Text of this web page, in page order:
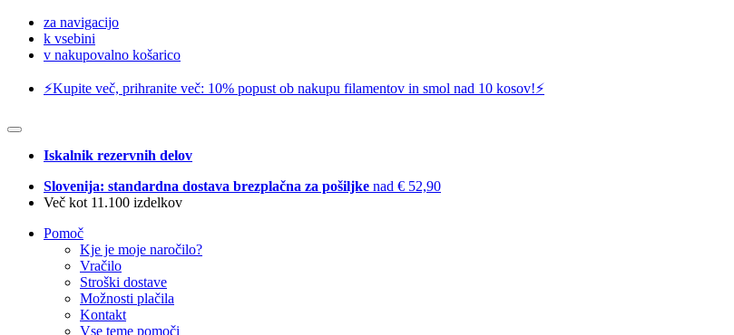
za navigacijo
k vsebini
v nakupovalno košarico
⚡️Kupite več, prihranite več: 10% popust ob nakupu filamentov in smol nad 10 kosov!⚡️
Iskalnik rezervnih delov
Slovenija: standardna dostava brezplačna za pošiljke nad € 52,90
Več kot 11.100 izdelkov
Pomoč
Kje je moje naročilo?
Vračilo
Stroški dostave
Možnosti plačila
Kontakt
Vse teme pomoči